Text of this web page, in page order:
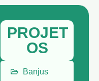
PROJET
OS
Banjus